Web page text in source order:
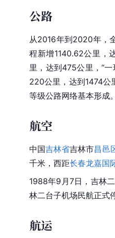
公路
从2016年到2020年，
程新增1140.62公里，
里，达到475公里，“
220公里，达到1474公
等级公路网络基本形成
航空
中国吉林省吉林市昌邑
千米，西距长春龙嘉国
1988年9月7日，吉林
林二台子机场民航正式
航运